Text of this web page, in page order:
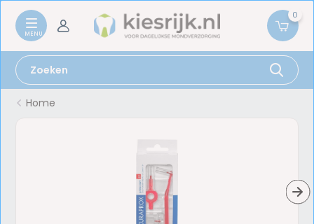
0
Home